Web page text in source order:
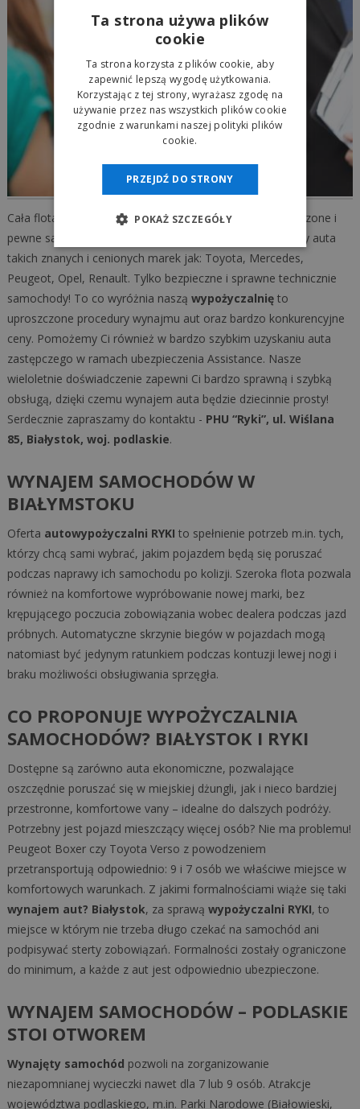
Cała flota aut naszejautowypożyczalnito tylko sprawdzone i
pewne samochody. W naszej ofercie wynajmu posiadamy auta
takich znanych i cenionych marek jak: Toyota, Mercedes,
Peugeot, Opel, Renault. Tylko bezpieczne i sprawne technicznie
samochody! To co wyróżnia naszą wypożyczalnięto
uproszczone procedury wynajmu aut oraz bardzo konkurencyjne
ceny. Pomożemy Ci również w bardzo szybkim uzyskaniu auta
zastępczego w ramach ubezpieczenia Assistance. Nasze
wieloletnie doświadczenie zapewni Ci bardzo sprawną i szybką
obsługą, dzięki czemu wynajem auta będzie dziecinnie prosty!
Serdecznie zapraszamy do kontaktu - PHU “Ryki”, ul. Wiślana
85, Białystok, woj. podlaskie.
WYNAJEM SAMOCHODÓW W
BIAŁYMSTOKU
Oferta autowypożyczalni RYKI to spełnienie potrzeb m.in. tych,
którzy chcą sami wybrać, jakim pojazdem będą się poruszać
podczas naprawy ich samochodu po kolizji. Szeroka flota pozwala
również na komfortowe wypróbowanie nowej marki, bez
krępującego poczucia zobowiązania wobec dealera podczas jazd
próbnych. Automatyczne skrzynie biegów w pojazdach mogą
natomiast być jedynym ratunkiem podczas kontuzji lewej nogi i
braku możliwości obsługiwania sprzęgła.
CO PROPONUJE WYPOŻYCZALNIA
SAMOCHODÓW? BIAŁYSTOK I RYKI
Dostępne są zarówno auta ekonomiczne, pozwalające
oszczędnie poruszać się w miejskiej dżungli, jak i nieco bardziej
przestronne, komfortowe vany – idealne do dalszych podróży.
Potrzebny jest pojazd mieszczący więcej osób? Nie ma problemu!
Peugeot Boxer czy Toyota Verso z powodzeniem
przetransportują odpowiednio: 9 i 7 osób we właściwe miejsce w
komfortowych warunkach. Z jakimi formalnościami wiąże się taki
wynajem aut? Białystok, za sprawą wypożyczalni RYKI, to
miejsce w którym nie trzeba długo czekać na samochód ani
podpisywać sterty zobowiązań. Formalności zostały ograniczone
do minimum, a każde z aut jest odpowiednio ubezpieczone.
WYNAJEM SAMOCHODÓW – PODLASKIE
STOI OTWOREM
Wynajęty samochód pozwoli na zorganizowanie
niezapomnianej wycieczki nawet dla 7 lub 9 osób. Atrakcje
województwa podlaskiego, m.in. Parki Narodowe (Białowieski,
Ta strona używa plików
cookie
Ta strona korzysta z plików cookie, aby
zapewnić lepszą wygodę użytkowania.
Korzystając z tej strony, wyrażasz zgodę na
używanie przez nas wszystkich plików cookie
zgodnie z warunkami naszej polityki plików
cookie.
PRZEJDŹ DO STRONY
POKAŻ SZCZEGÓŁY